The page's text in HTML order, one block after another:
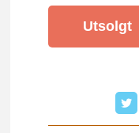
Utsolgt